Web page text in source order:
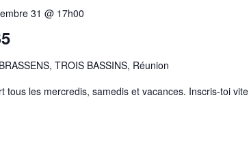
31 @ 17h00
TROIS BASSINS, Réunion
tous les mercredis, samedis et vacances. Inscris-toi vite